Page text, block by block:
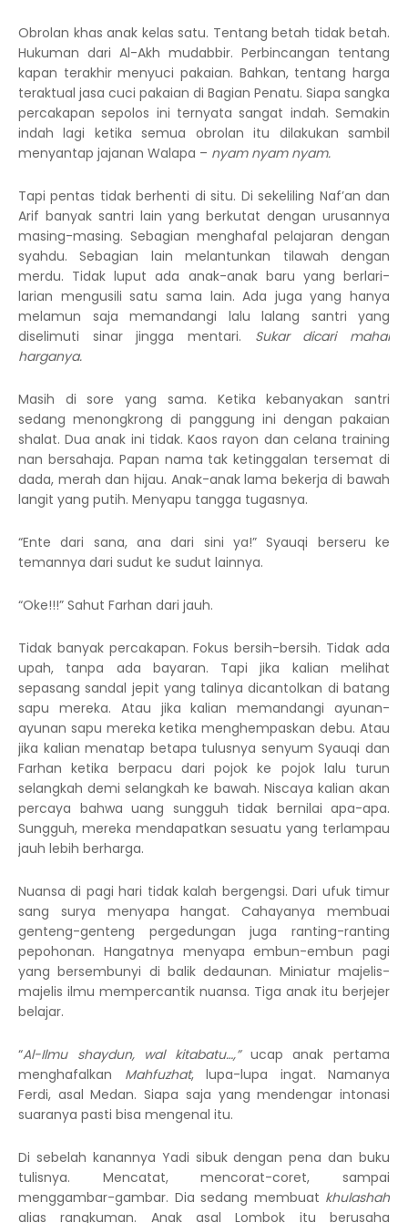
Obrolan khas anak kelas satu. Tentang betah tidak betah.
Hukuman dari Al-Akh mudabbir. Perbincangan tentang
kapan terakhir menyuci pakaian. Bahkan, tentang harga
teraktual jasa cuci pakaian di Bagian Penatu. Siapa sangka
percakapan sepolos ini ternyata sangat indah. Semakin
indah lagi ketika semua obrolan itu dilakukan sambil
menyantap jajanan Walapa – nyam nyam nyam.
Tapi pentas tidak berhenti di situ. Di sekeliling Naf’an dan
Arif banyak santri lain yang berkutat dengan urusannya
masing-masing. Sebagian menghafal pelajaran dengan
syahdu. Sebagian lain melantunkan tilawah dengan
merdu. Tidak luput ada anak-anak baru yang berlari-
larian mengusili satu sama lain. Ada juga yang hanya
melamun saja memandangi lalu lalang santri yang
diselimuti sinar jingga mentari. Sukar dicari mahal
harganya.
Masih di sore yang sama. Ketika kebanyakan santri
sedang menongkrong di panggung ini dengan pakaian
shalat. Dua anak ini tidak. Kaos rayon dan celana training
nan bersahaja. Papan nama tak ketinggalan tersemat di
dada, merah dan hijau. Anak-anak lama bekerja di bawah
langit yang putih. Menyapu tangga tugasnya.
“Ente dari sana, ana dari sini ya!” Syauqi berseru ke
temannya dari sudut ke sudut lainnya.
“Oke!!!” Sahut Farhan dari jauh.
Tidak banyak percakapan. Fokus bersih-bersih. Tidak ada
upah, tanpa ada bayaran. Tapi jika kalian melihat
sepasang sandal jepit yang talinya dicantolkan di batang
sapu mereka. Atau jika kalian memandangi ayunan-
ayunan sapu mereka ketika menghempaskan debu. Atau
jika kalian menatap betapa tulusnya senyum Syauqi dan
Farhan ketika berpacu dari pojok ke pojok lalu turun
selangkah demi selangkah ke bawah. Niscaya kalian akan
percaya bahwa uang sungguh tidak bernilai apa-apa.
Sungguh, mereka mendapatkan sesuatu yang terlampau
jauh lebih berharga.
Nuansa di pagi hari tidak kalah bergengsi. Dari ufuk timur
sang surya menyapa hangat. Cahayanya membuai
genteng-genteng pergedungan juga ranting-ranting
pepohonan. Hangatnya menyapa embun-embun pagi
yang bersembunyi di balik dedaunan. Miniatur majelis-
majelis ilmu mempercantik nuansa. Tiga anak itu berjejer
belajar.
“Al-Ilmu shaydun, wal kitabatu…,”ucap anak pertama
menghafalkan Mahfuzhat, lupa-lupa ingat. Namanya
Ferdi, asal Medan. Siapa saja yang mendengar intonasi
suaranya pasti bisa mengenal itu.
Di sebelah kanannya Yadi sibuk dengan pena dan buku
tulisnya. Mencatat, mencorat-coret, sampai
menggambar-gambar. Dia sedang membuat khulashah
alias rangkuman. Anak asal Lombok itu berusaha